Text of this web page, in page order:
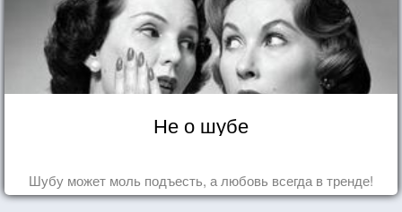
Не о шубе
Шубу может моль подъесть, а любовь всегда в тренде!